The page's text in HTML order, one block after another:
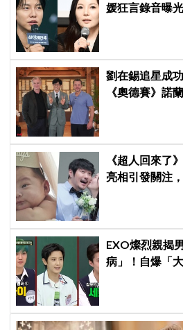
媛狂言錄音曝
劉在錫追星成
《奧德賽》
《超人回來了
亮相引發關注
EXO燦烈親揭
病」！自爆「